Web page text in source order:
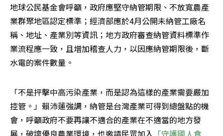
地球公民基金會呼籲，政府應堅守納管期限、不放寬農產
業群聚地區認定標準；經濟部應於4月公開未納管工廠名
稱、地址、產業別等資訊；地方政府審查納管資料標準作
業流程應一致，且增加稽查人力，以因應納管期限後，斷
水電的案件數量。
「不是抨擊中高污染產業，而是認為這樣的產業需要嚴加
控管。」賴沛蓮強調，納管是台灣產業可得到總盤點的機
會，呼籲政府不要再讓不適合的產業在不適當的地方發
展，破壞優良農業環境，也邀請民眾加入 「守護國人食